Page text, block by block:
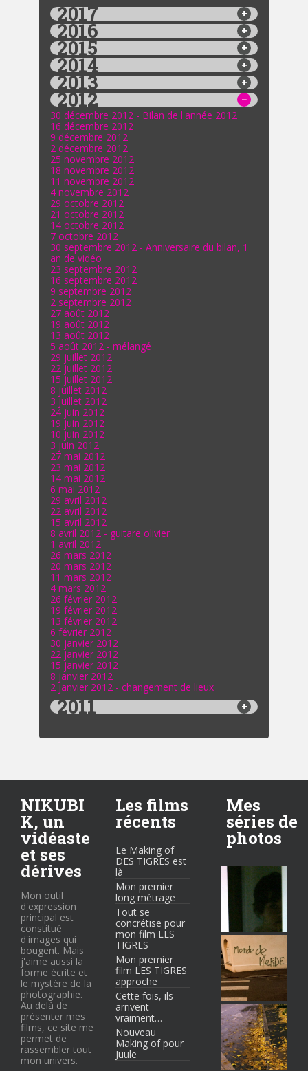
2017
2016
2015
2014
2013
2012
30 décembre 2012 - Bilan de l'année 2012
16 décembre 2012
9 décembre 2012
2 décembre 2012
25 novembre 2012
18 novembre 2012
11 novembre 2012
4 novembre 2012
29 octobre 2012
21 octobre 2012
14 octobre 2012
7 octobre 2012
30 septembre 2012 - Anniversaire du bilan, 1
an de vidéo
23 septembre 2012
16 septembre 2012
9 septembre 2012
2 septembre 2012
27 août 2012
19 août 2012
13 août 2012
5 août 2012 - mélangé
29 juillet 2012
22 juillet 2012
15 juillet 2012
8 juillet 2012
3 juillet 2012
24 juin 2012
19 juin 2012
10 juin 2012
3 juin 2012
27 mai 2012
23 mai 2012
14 mai 2012
6 mai 2012
29 avril 2012
22 avril 2012
15 avril 2012
8 avril 2012 - guitare olivier
1 avril 2012
26 mars 2012
20 mars 2012
11 mars 2012
4 mars 2012
26 février 2012
19 février 2012
13 février 2012
6 février 2012
30 janvier 2012
22 janvier 2012
15 janvier 2012
8 janvier 2012
2 janvier 2012 - changement de lieux
2011
NIKUBI
K, un
vidéaste
et ses
dérives
Mon outil
d'expression
principal est
constitué
d'images qui
bougent. Mais
j'aime aussi la
forme écrite et
le mystère de la
photographie.
Au delà de
présenter mes
films, ce site me
permet de
rassembler tout
mon univers.
Les films
récents
Le Making of
DES TIGRES est
là
Mon premier
long métrage
Tout se
concrétise pour
mon film LES
TIGRES
Mon premier
film LES TIGRES
approche
Cette fois, ils
arrivent
vraiment…
Nouveau
Making of pour
Juule
Mes
séries de
photos